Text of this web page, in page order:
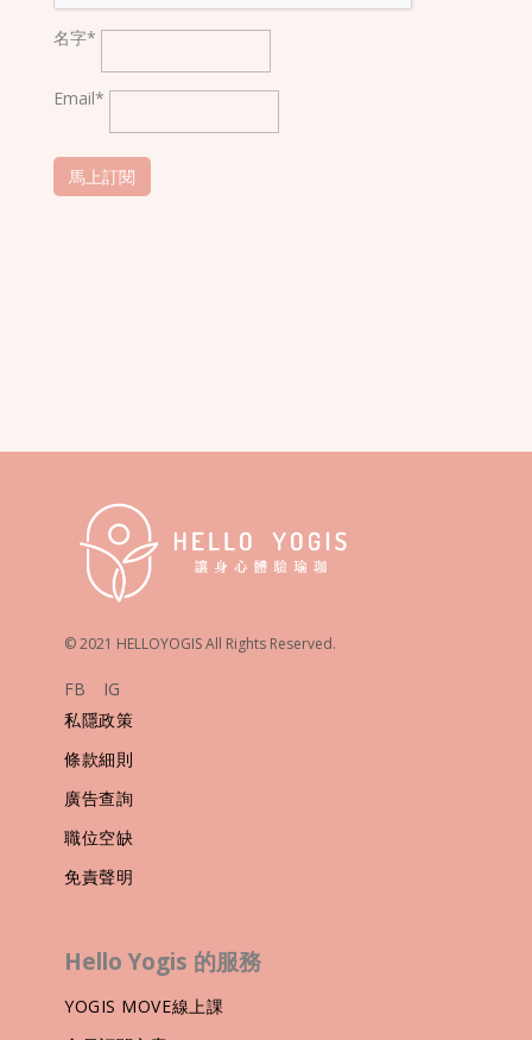
名字*
Email*
© 2021 HELLOYOGIS All Rights Reserved.
FB
IG
私隱政策
條款細則
廣告查詢
職位空缺
免責聲明
Hello Yogis 的服務
YOGIS MOVE線上課